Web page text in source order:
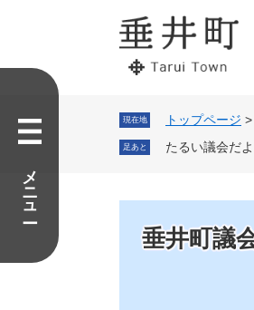
す。
メニュー
現在地 トップページ >
足あと たるい議会だ
垂井町議